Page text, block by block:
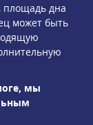
площадь дна
может быть
мы